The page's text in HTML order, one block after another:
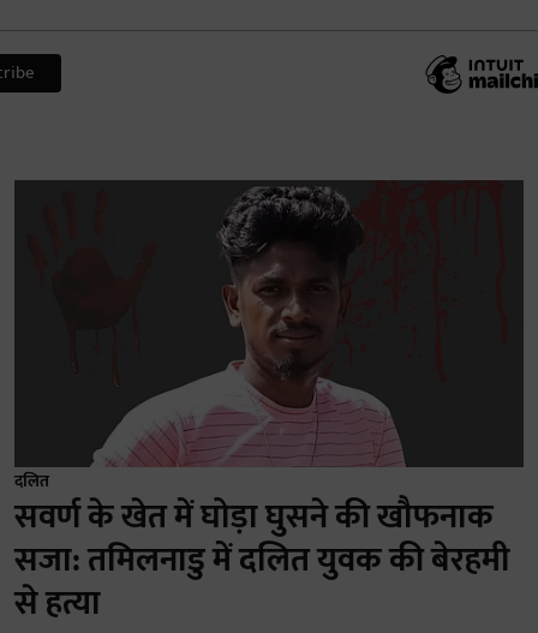
दलित
सवर्ण के खेत में घोड़ा घुसने की खौफनाक
सजा: तमिलनाडु में दलित युवक की बेरहमी
से हत्या